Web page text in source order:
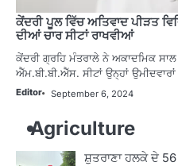
ਕੇਂਦਰੀ ਪੂਲ ਵਿੱਚ ਅਤਿਵਾਦ ਪੀੜਤ
ਦੀਆਂ ਚਾਰ ਸੀਟਾਂ ਰਾਖਵੀਆਂ
ਕੇਂਦਰੀ ਗ੍ਰਹਿ ਮੰਤਰਾਲੇ ਨੇ ਅਕਾਦਮਿਕ
ਐੱਮ.ਬੀ.ਬੀ.ਐੱਸ. ਸੀਟਾਂ ਉਨ੍ਹਾਂ
Editor September 6, 2024
Agriculture
ਸ਼ੁਤਰਾਣਾ ਹਲਕੇ ਦੇ